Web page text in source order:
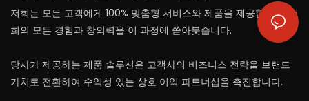
저희는 모든 고객에게 100% 맞춤형 서비스와 제품을 제공합니다. 저
희의 모든 경험과 창의력을 이 과정에 쏟아붓습니다.
당사가 제공하는 제품 솔루션은 고객사의 비즈니스 전략을 브랜드
가치로 전환하여 수익성 있는 상호 이익 파트너십을 촉진합니다.